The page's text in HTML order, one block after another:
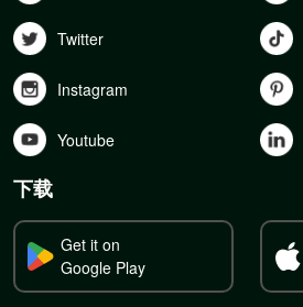
Twitter
Instagram
Youtube
下载
Get it on
Google Play